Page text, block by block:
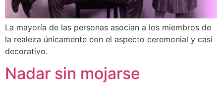
La mayoría de las personas asocian a los miembros de
la realeza únicamente con el aspecto ceremonial y casi
decorativo.
Nadar sin mojarse